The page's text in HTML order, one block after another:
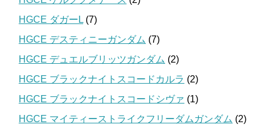
HGCE ダガーL (7)
HGCE デスティニーガンダム (7)
HGCE デュエルブリッツガンダム (2)
HGCE ブラックナイトスコードカルラ (2)
HGCE ブラックナイトスコードシヴァ (1)
HGCE マイティーストライクフリーダムガンダム (2)